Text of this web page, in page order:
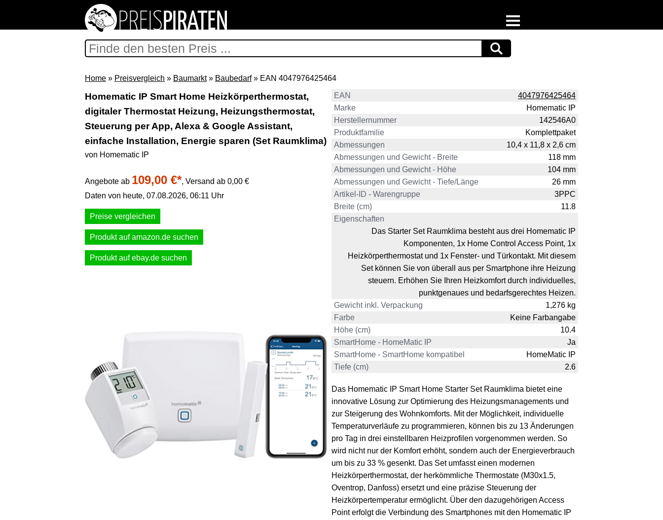
Support & Newsletter
Presse
Datenschutz
Impressum
Home » Preisvergleich » Baumarkt» Baubedarf» EAN 4047976425464
Homematic IP Smart Home Heizkörperthermostat,
digitaler Thermostat Heizung, Heizungsthermostat,
Steuerung per App, Alexa & Google Assistant,
einfache Installation, Energie sparen (Set Raumklima)
von Homematic IP
Angebote ab 109,00 €*, Versand ab 0,00 €
Daten von heute, 07.08.2026, 06:11 Uhr
Preise vergleichen
Produkt auf amazon.de suchen
Produkt auf ebay.de suchen
EAN
4047976425464
Marke
Homematic IP
Herstellernummer
142546A0
Produktfamilie
Komplettpaket
Abmessungen
10,4 x 11,8 x 2,6 cm
Abmessungen und Gewicht - Breite
118 mm
Abmessungen und Gewicht - Höhe
104 mm
Abmessungen und Gewicht - Tiefe/Länge
26 mm
Artikel-ID - Warengruppe
3PPC
Breite (cm)
11.8
Eigenschaften
Das Starter Set Raumklima besteht aus drei Homematic IP
Komponenten, 1x Home Control Access Point, 1x
Heizkörperthermostat und 1x Fenster- und Türkontakt. Mit diesem
Set können Sie von überall aus per Smartphone ihre Heizung
steuern. Erhöhen Sie Ihren Heizkomfort durch individuelles,
punktgenaues und bedarfsgerechtes Heizen.
Gewicht inkl. Verpackung
1,276 kg
Farbe
Keine Farbangabe
Höhe (cm)
10.4
SmartHome - HomeMatic IP
Ja
SmartHome - SmartHome kompatibel
HomeMatic IP
Tiefe (cm)
2.6
Das Homematic IP Smart Home Starter Set Raumklima bietet eine
innovative Lösung zur Optimierung des Heizungsmanagements und
zur Steigerung des Wohnkomforts. Mit der Möglichkeit, individuelle
Temperaturverläufe zu programmieren, können bis zu 13 Änderungen
pro Tag in drei einstellbaren Heizprofilen vorgenommen werden. So
wird nicht nur der Komfort erhöht, sondern auch der Energieverbrauch
um bis zu 33 % gesenkt. Das Set umfasst einen modernen
Heizkörperthermostat, der herkömmliche Thermostate (M30x1.5,
Oventrop, Danfoss) ersetzt und eine präzise Steuerung der
Heizkörpertemperatur ermöglicht. Über den dazugehörigen Access
Point erfolgt die Verbindung des Smartphones mit den Homematic IP